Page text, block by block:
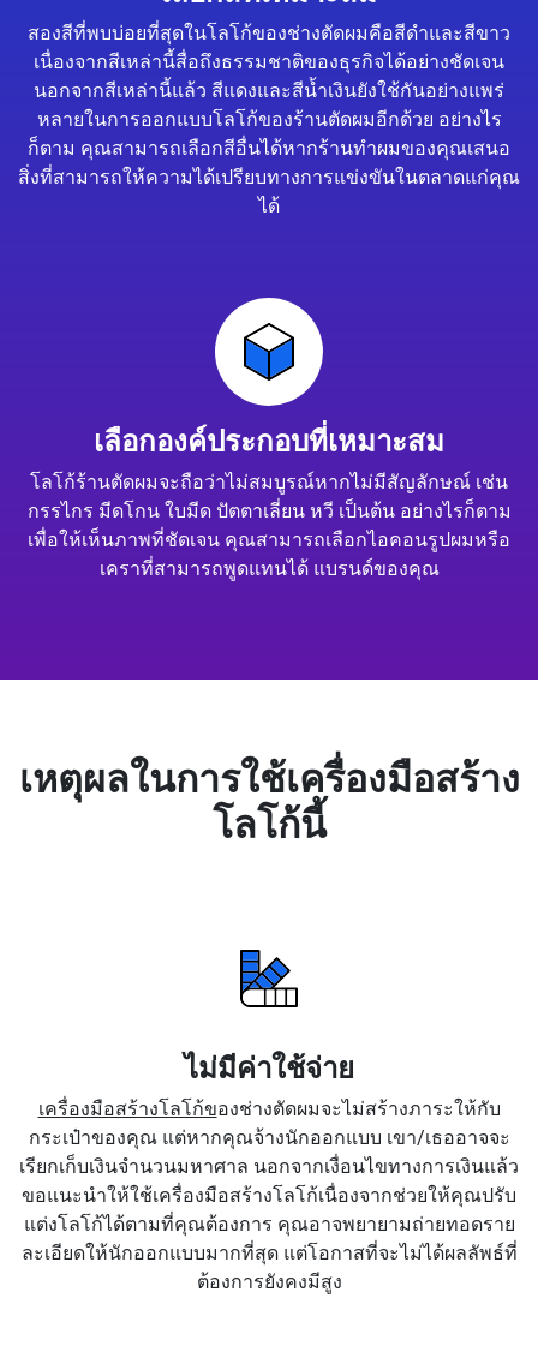
สองสีที่พบบ่อยที่สุดในโลโก้ของช่างตัดผมคือสีดำและสีขาว
เนื่องจากสีเหล่านี้สื่อถึงธรรมชาติของธุรกิจได้อย่างชัดเจน
นอกจากสีเหล่านี้แล้ว สีแดงและสีน้ำเงินยังใช้กันอย่างแพร่
หลายในการออกแบบโลโก้ของร้านตัดผมอีกด้วย อย่างไร
ก็ตาม คุณสามารถเลือกสีอื่นได้หากร้านทำผมของคุณเสนอ
สิ่งที่สามารถให้ความได้เปรียบทางการแข่งขันในตลาดแก่คุณ
ได้
เลือกองค์ประกอบที่เหมาะสม
โลโก้ร้านตัดผมจะถือว่าไม่สมบูรณ์หากไม่มีสัญลักษณ์ เช่น
กรรไกร มีดโกน ใบมีด ปัตตาเลี่ยน หวี เป็นต้น อย่างไรก็ตาม
เพื่อให้เห็นภาพที่ชัดเจน คุณสามารถเลือกไอคอนรูปผมหรือ
เคราที่สามารถพูดแทนได้ แบรนด์ของคุณ
เหตุผลในการใช้เครื่องมือสร้าง
โลโก้นี้
ไม่มีค่าใช้จ่าย
เครื่องมือสร้างโลโก้ของช่างตัดผมจะไม่สร้างภาระให้กับ
กระเป๋าของคุณ แต่หากคุณจ้างนักออกแบบ เขา/เธออาจจะ
เรียกเก็บเงินจำนวนมหาศาล นอกจากเงื่อนไขทางการเงินแล้ว
ขอแนะนำให้ใช้เครื่องมือสร้างโลโก้เนื่องจากช่วยให้คุณปรับ
แต่งโลโก้ได้ตามที่คุณต้องการ คุณอาจพยายามถ่ายทอดราย
ละเอียดให้นักออกแบบมากที่สุด แต่โอกาสที่จะไม่ได้ผลลัพธ์ที่
ต้องการยังคงมีสูง